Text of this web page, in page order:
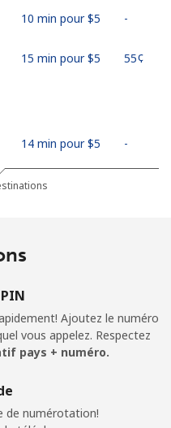
10 min pour ⁦$5⁩ -
15 min pour ⁦$5⁩ ⁦55¢⁩
14 min pour ⁦$5⁩ -
7 min pour ⁦$5⁩
Ajoutez le numéro
vous appelez. Respectez
pays + numéro.
de numérotation!